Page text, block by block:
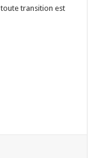
transition est